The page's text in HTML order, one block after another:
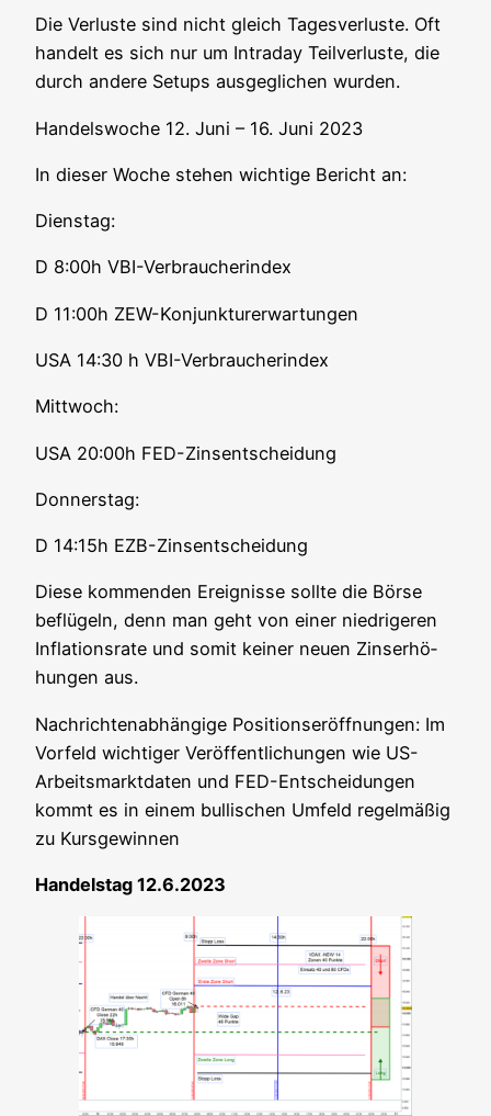
Die Ver­lus­te sind nicht gleich Tages­ver­lus­te. Oft
han­delt es sich nur um Intra­day Teil­ver­lus­te, die
durch ande­re Set­ups aus­ge­gli­chen wurden.
Han­dels­wo­che 12. Juni – 16. Juni 2023
In die­ser Woche ste­hen wich­ti­ge Bericht an:
Diens­tag:
D 8:00h VBI-Verbraucherindex
D 11:00h ZEW-Konjunkturerwartungen
USA 14:30 h VBI-Verbraucherindex
Mitt­woch:
USA 20:00h FED-Zinsentscheidung
Don­ners­tag:
D 14:15h EZB-Zinsentscheidung
Die­se kom­men­den Ereig­nis­se soll­te die Bör­se
beflü­geln, denn man geht von einer nied­ri­ge­ren
Infla­ti­ons­ra­te und somit kei­ner neu­en Zins­er­hö­
hun­gen aus.
Nach­rich­ten­ab­hän­gi­ge Posi­ti­ons­er­öff­nun­gen: Im
Vor­feld wich­ti­ger Ver­öf­fent­li­chun­gen wie US-
Arbeits­markt­da­ten und FED-Ent­schei­dun­gen
kommt es in einem bul­li­schen Umfeld regel­mä­ßig
zu Kursgewinnen
Han­dels­tag 12.6.2023